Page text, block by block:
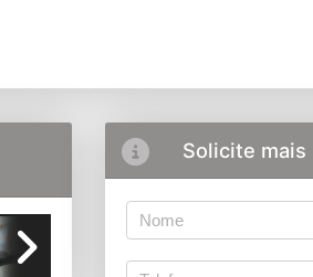
Solicite